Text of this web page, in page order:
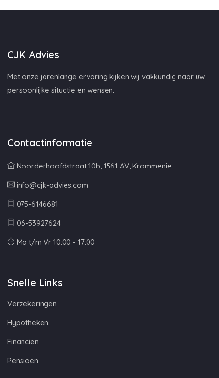
CJK Advies
Met onze jarenlange ervaring kijken wij vakkundig naar uw
persoonlijke situatie en wensen.
Contactinformatie
Noorderhoofdstraat 10b, 1561 AV, Krommenie
info@cjk-advies.com
075-6146681
06-53927624
Ma t/m Vr 10:00 - 17:00
Snelle Links
Verzekeringen
Hypotheken
Financiën
Pensioen